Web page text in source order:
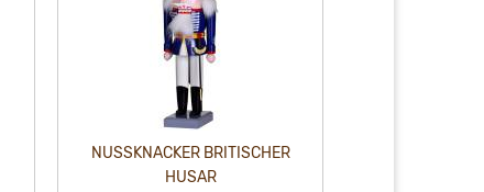
NUSSKNACKER BRITISCHER
HUSAR